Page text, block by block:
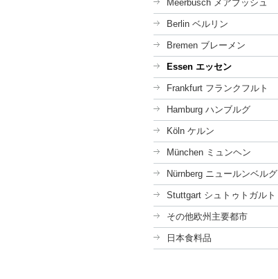
Meerbusch メアブッシュ
Berlin ベルリン
Bremen ブレーメン
Essen エッセン
Frankfurt フランクフルト
Hamburg ハンブルグ
Köln ケルン
München ミュンヘン
Nürnberg ニュールンベルグ
Stuttgart シュトゥトガルト
その他欧州主要都市
日本食料品